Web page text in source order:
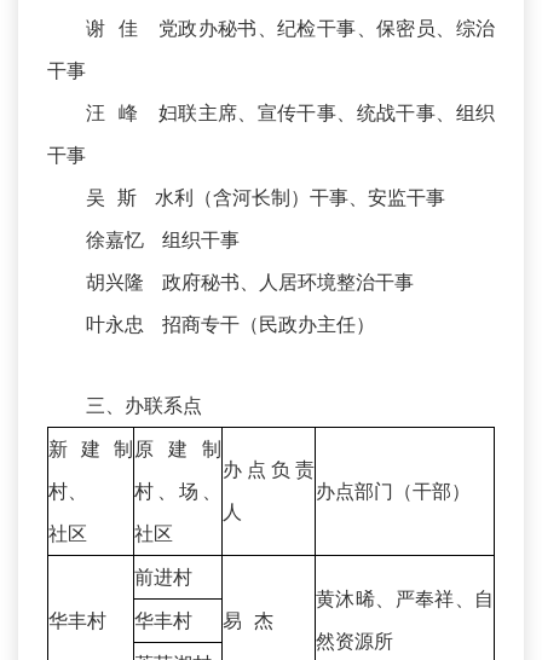
谢 佳 党政办秘书、纪检干事、保密员、综治
干事
汪 峰 妇联主席、宣传干事、统战干事、组织
干事
吴 斯 水利（含河长制）干事、安监干事
徐嘉忆 组织干事
胡兴隆 政府秘书、人居环境整治干事
叶永忠 招商专干（民政办主任）
三、办联系点
新建制
村、
社区
原建制
村、场、
社区
办点负责
人
办点部门（干部）
华丰村
前进村
易 杰
黄沐晞、严奉祥、自
然资源所
华丰村